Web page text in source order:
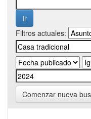
Filtros actuales:
Comenzar nueva